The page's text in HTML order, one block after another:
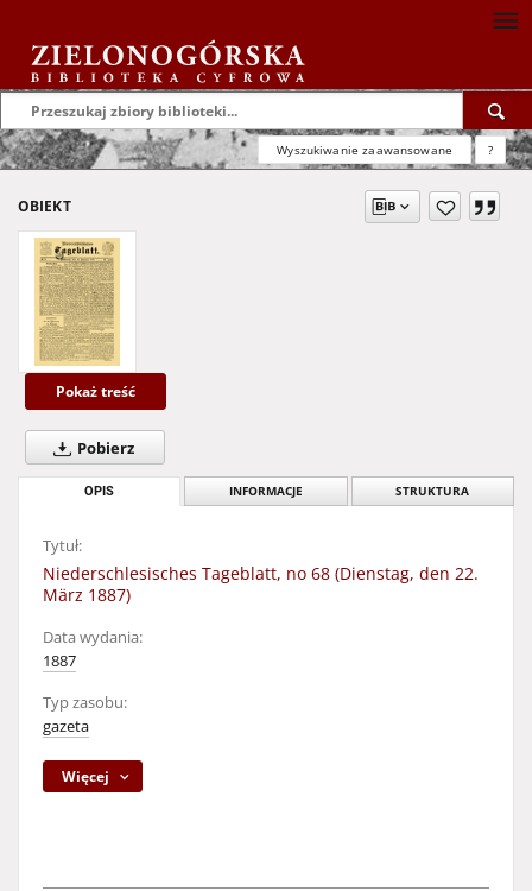
Wyszukiwanie zaawansowane ?
OBIEKT
Pokaż treść
Pobierz
OPIS INFORMACJE STRUKTURA
Tytuł:
Niederschlesisches Tageblatt, no 68 (Dienstag, den 22.
März 1887)
Data wydania:
1887
Typ zasobu:
gazeta
Więcej